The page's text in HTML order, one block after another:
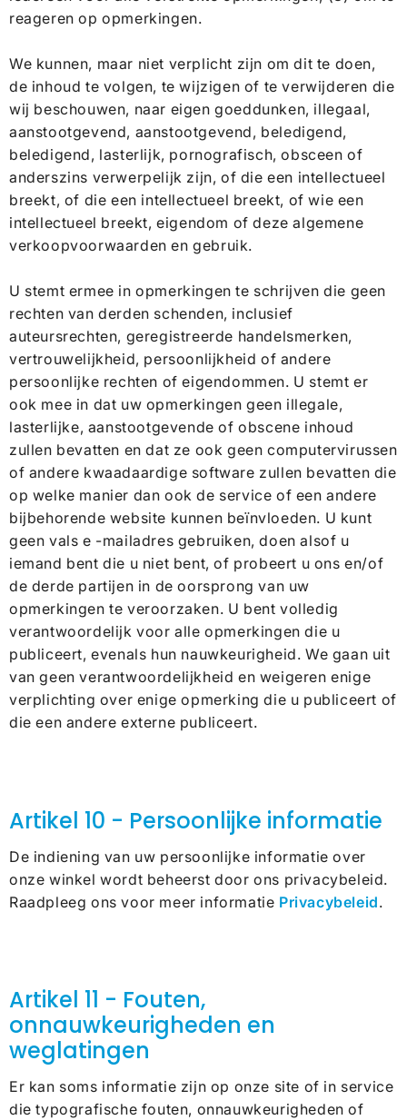
reageren op opmerkingen.
We kunnen, maar niet verplicht zijn om dit te doen,
de inhoud te volgen, te wijzigen of te verwijderen die
wij beschouwen, naar eigen goeddunken, illegaal,
aanstootgevend, aanstootgevend, beledigend,
beledigend, lasterlijk, pornografisch, obsceen of
anderszins verwerpelijk zijn, of die een intellectueel
breekt, of die een intellectueel breekt, of wie een
intellectueel breekt, eigendom of deze algemene
verkoopvoorwaarden en gebruik.
U stemt ermee in opmerkingen te schrijven die geen
rechten van derden schenden, inclusief
auteursrechten, geregistreerde handelsmerken,
vertrouwelijkheid, persoonlijkheid of andere
persoonlijke rechten of eigendommen. U stemt er
ook mee in dat uw opmerkingen geen illegale,
lasterlijke, aanstootgevende of obscene inhoud
zullen bevatten en dat ze ook geen computervirussen
of andere kwaadaardige software zullen bevatten die
op welke manier dan ook de service of een andere
bijbehorende website kunnen beïnvloeden. U kunt
geen vals e -mailadres gebruiken, doen alsof u
iemand bent die u niet bent, of probeert u ons en/of
de derde partijen in de oorsprong van uw
opmerkingen te veroorzaken. U bent volledig
verantwoordelijk voor alle opmerkingen die u
publiceert, evenals hun nauwkeurigheid. We gaan uit
van geen verantwoordelijkheid en weigeren enige
verplichting over enige opmerking die u publiceert of
die een andere externe publiceert.
Artikel 10 - Persoonlijke informatie
De indiening van uw persoonlijke informatie over
onze winkel wordt beheerst door ons privacybeleid.
Raadpleeg ons voor meer informatie Privacybeleid.
Artikel 11 - Fouten,
onnauwkeurigheden en
weglatingen
Er kan soms informatie zijn op onze site of in service
die typografische fouten, onnauwkeurigheden of